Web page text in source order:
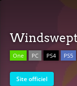
One PC PS4 PS5
Site officiel